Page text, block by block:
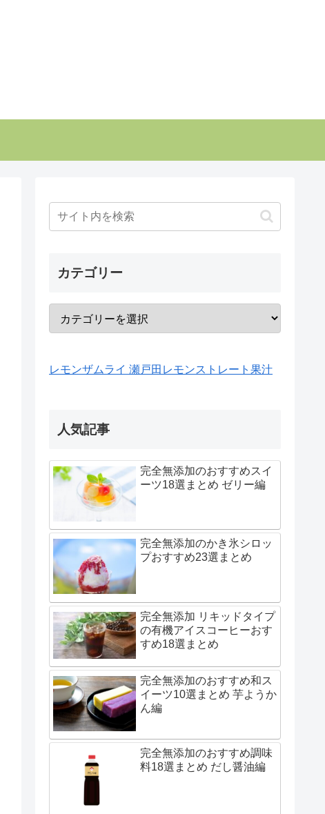
カテゴリー
レモンザムライ 瀬戸田レモンストレート果汁
人気記事
完全無添加のおすすめスイ
ーツ18選まとめ ゼリー編
完全無添加のかき氷シロッ
プおすすめ23選まとめ
完全無添加 リキッドタイプ
の有機アイスコーヒーおす
すめ18選まとめ
完全無添加のおすすめ和ス
イーツ10選まとめ 芋ようか
ん編
完全無添加のおすすめ調味
料18選まとめ だし醤油編